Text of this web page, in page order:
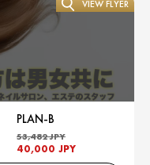
VIEW FLYER
PLAN-B
53,482 JPY
40,000 JPY